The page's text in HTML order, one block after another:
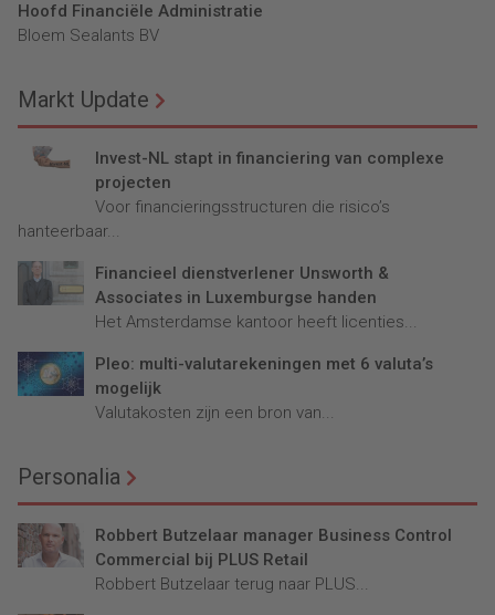
Hoofd Financiële Administratie
Bloem Sealants BV
Markt Update
Invest-NL stapt in financiering van complexe
projecten
Voor financieringsstructuren die risico’s
hanteerbaar...
Financieel dienstverlener Unsworth &
Associates in Luxemburgse handen
Het Amsterdamse kantoor heeft licenties...
Pleo: multi-valutarekeningen met 6 valuta’s
mogelijk
Valutakosten zijn een bron van...
Personalia
Robbert Butzelaar manager Business Control
Commercial bij PLUS Retail
Robbert Butzelaar terug naar PLUS...